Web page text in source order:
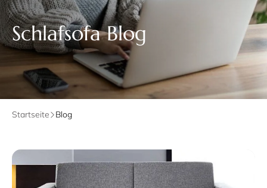
Schlafsofa Blog
Startseite Blog